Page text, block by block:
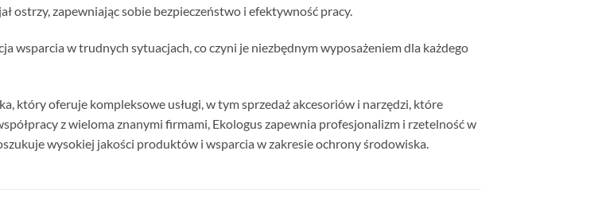
ostrzy, zapewniając sobie bezpieczeństwo i efektywność pracy.
wsparcia w trudnych sytuacjach, co czyni je niezbędnym wyposażeniem dla każdego
który oferuje kompleksowe usługi, w tym sprzedaż akcesoriów i narzędzi, które
z wieloma znanymi firmami, Ekologus zapewnia profesjonalizm i rzetelność w
wysokiej jakości produktów i wsparcia w zakresie ochrony środowiska.